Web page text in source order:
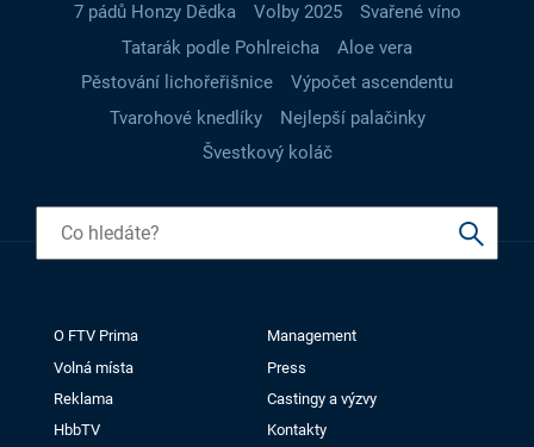
7 pádů Honzy Dědka
Volby 2025
Svařené víno
Tatarák podle Pohlreicha
Aloe vera
Pěstování lichořeřišnice
Výpočet ascendentu
Tvarohové knedlíky
Nejlepší palačinky
Švestkový koláč
O FTV Prima
Management
Volná místa
Press
Reklama
Castingy a výzvy
HbbTV
Kontakty